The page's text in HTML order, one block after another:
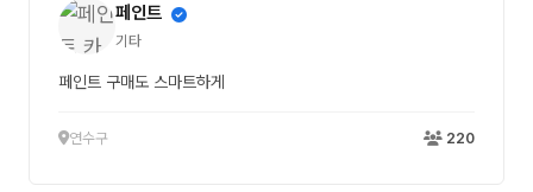
페인트
기타
페인트 구매도 스마트하게
연수구 220